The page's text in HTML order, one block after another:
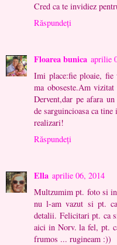
Cred ca te invidiez
Răspundeți
Floarea bunica aprilie
Imi place:fie ploaie, fie
ma oboseste.Am
Dervent,dar pe afara
de sarguincioasa ca tine
realizari!
Răspundeți
Ella aprilie 06, 2014
Multzumim pt. foto si
nu l-am vazut si pt.
detalii. Felicitari pt. ca
aici in Norv. la fel, pt.
frumos ... rugineam :))